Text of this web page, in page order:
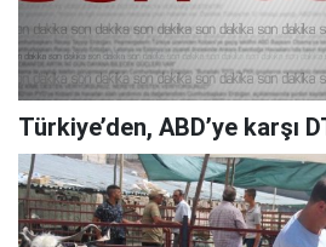
Türkiye’den, ABD’ye karşı